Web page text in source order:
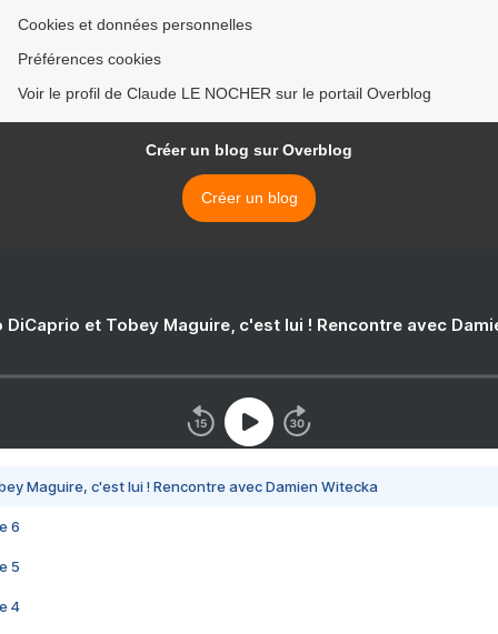
Cookies et données personnelles
Préférences cookies
Voir le profil de Claude LE NOCHER sur le portail Overblog
Créer un blog sur Overblog
Créer un blog
DiCaprio et Tobey Maguire, c'est lui ! Rencontre avec
Maguire, c'est lui ! Rencontre avec Damien Witecka
6
5
4